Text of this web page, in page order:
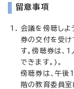
留意事項
会議を傍聴しよ
券の交付を受
す。傍聴券は、
できます。)。
傍聴券は、午
階の教育委員室